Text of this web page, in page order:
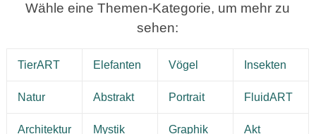
Wähle eine Themen-Kategorie, um mehr zu
sehen:
TierART Elefanten Vögel Insekten
Natur Abstrakt Portrait FluidART
Architektur Mystik Graphik Akt